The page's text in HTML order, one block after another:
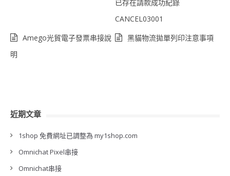
已存在請款成功紀錄
CANCEL03001
Amego光貿電子發票串接說
明
黑貓物流拋單列印注意事項
近期文章
1shop 免費網址已調整為 my1shop.com
Omnichat Pixel串接
Omnichat串接